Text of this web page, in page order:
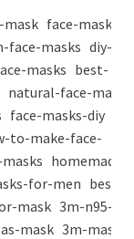
mask face-masks
face-masks diy-
masks best-
natural-face-masks
face-masks-diy
to-make-face-
homemade-
for-men best-
mask 3m-n95-
mask 3m-mask-